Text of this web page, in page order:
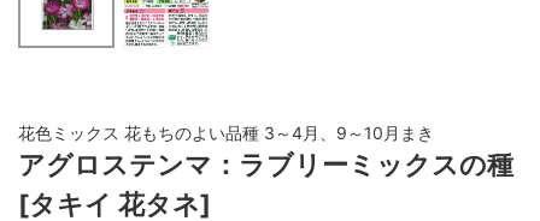
花色ミックス 花もちのよい品種 3～4月、9～10月まき
アグロステンマ：ラブリーミックスの種
[タキイ 花タネ]